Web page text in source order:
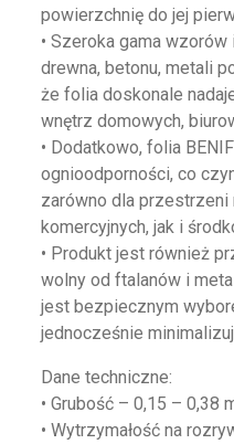
powierzchnię do jej
• Szeroka gama
drewna, betonu, metali
że folia doskonale
wnętrz domowych,
• Dodatkowo, folia
ognioodporności, co
zarówno dla przestrzeni
komercyjnych, jak i
• Produkt jest również
wolny od ftalanów i
jest bezpiecznym
jednocześnie
Dane techniczne:
• Grubość – 0,15 – 0,38
• Wytrzymałość na